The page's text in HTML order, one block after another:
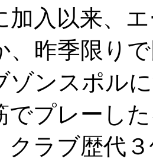
加入以来、
、昨季限り
ゾンスポル
でプレーし
クラブ歴代